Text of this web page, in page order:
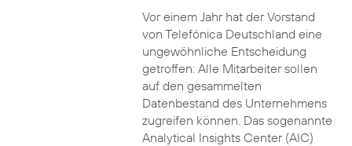
Vor einem Jahr hat der Vorstand
von Telefónica Deutschland eine
ungewöhnliche Entscheidung
getroffen: Alle Mitarbeiter sollen
auf den gesammelten
Datenbestand des Unternehmens
zugreifen können. Das sogenannte
Analytical Insights Center (AIC)